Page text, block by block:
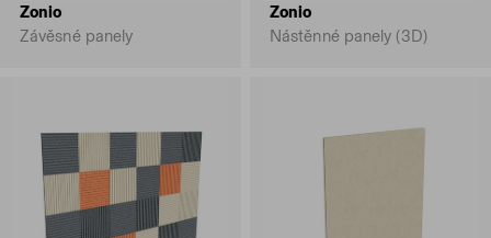
Zonio
Závěsné panely
Zonio
Nástěnné panely (3D)